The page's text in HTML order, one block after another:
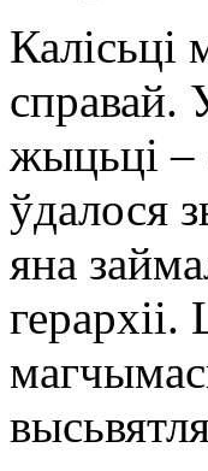
справай.
жыцьці –
ўдалося
яна